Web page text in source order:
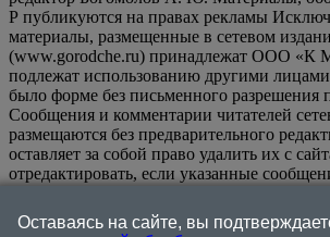
Р публикуются на правах рекламы
материалы, размещенные в сетевом
(www.gorodche.ru) принадлежат ООО «К
подлежат использованию другими
было форме без письменного разрешения
Сообщения и комментарии читателей
размещаются без предварительного
оставляет за собой право удалить их с
отредактировать, если указанные
или нарушением иных требований закона.
информационном ресурсе применяются
Оставаясь на сайте, вы